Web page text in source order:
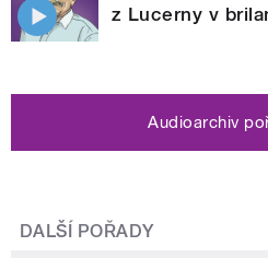
z Lucerny v
Audioarchiv
DALŠÍ POŘADY